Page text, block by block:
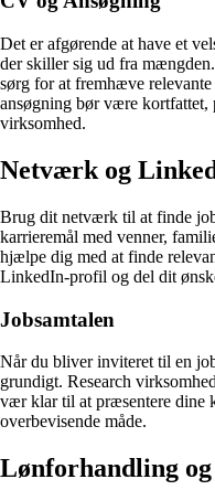
Det er afgørende at have et
der skiller sig ud fra
sørg for at fremhæve
ansøgning bør være
virksomhed.
Netværk og
Brug dit netværk til at finde
karrieremål med venner,
hjælpe dig med at finde
LinkedIn-profil og del dit
Jobsamtalen
Når du bliver inviteret til en
grundigt. Research
vær klar til at præsentere dine
overbevisende måde.
Lønforhandling